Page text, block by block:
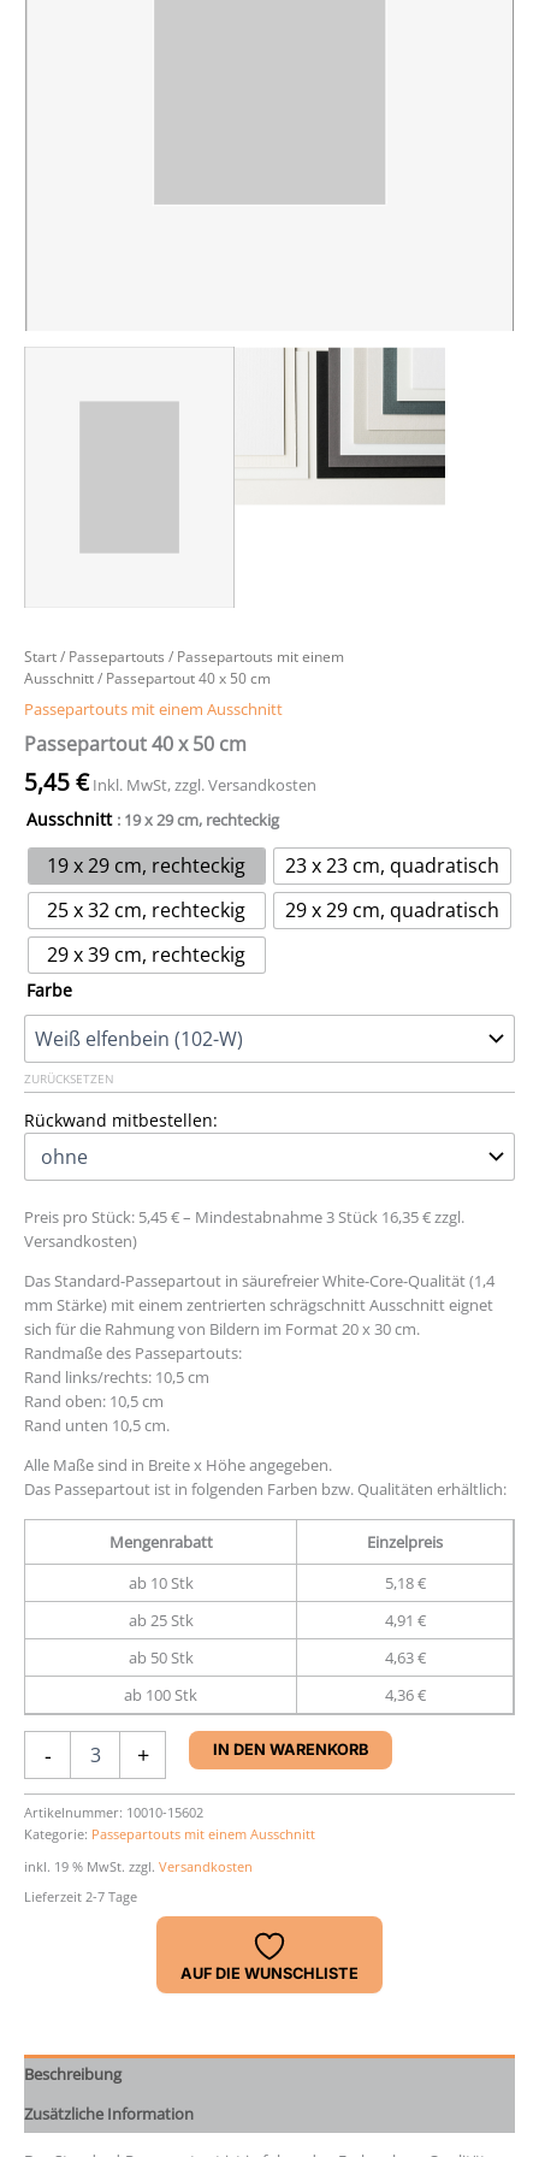
Start/ Passepartouts / Passepartouts mit einem
Ausschnitt/ Passepartout 40 x 50 cm
Passepartouts mit einem Ausschnitt
Passepartout 40 x 50 cm
5,45€ Inkl. MwSt, zzgl. Versandkosten
Ausschnitt : 19 x 29 cm, rechteckig
19 x 29 cm, rechteckig
23 x 23 cm, quadratisch
25 x 32 cm, rechteckig
29 x 29 cm, quadratisch
29 x 39 cm, rechteckig
Farbe
ZURÜCKSETZEN
Rückwand mitbestellen:
Preis pro Stück: 5,45 € – Mindestabnahme 3 Stück 16,35 € zzgl.
Versandkosten)
Das Standard-Passepartout in säurefreier White-Core-Qualität (1,4
mm Stärke) mit einem zentrierten schrägschnitt Ausschnitt eignet
sich für die Rahmung von Bildern im Format 20 x 30 cm.
Randmaße des Passepartouts:
Rand links/rechts: 10,5 cm
Rand oben: 10,5 cm
Rand unten 10,5 cm.
Alle Maße sind in Breite x Höhe angegeben.
Das Passepartout ist in folgenden Farben bzw. Qualitäten erhältlich:
Mengenrabatt
Einzelpreis
ab 10 Stk
5,18 €
ab 25 Stk
4,91 €
ab 50 Stk
4,63 €
ab 100 Stk
4,36 €
-
x
50
cm
Menge
+ IN DEN WARENKORB
Artikelnummer: 10010-15602
Kategorie: Passepartouts mit einem Ausschnitt
inkl. 19 % MwSt. zzgl. Versandkosten
Lieferzeit 2-7 Tage
AUF DIE WUNSCHLISTE
Beschreibung
Zusätzliche Information